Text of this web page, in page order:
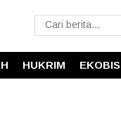
HUKRIM EKOBIS